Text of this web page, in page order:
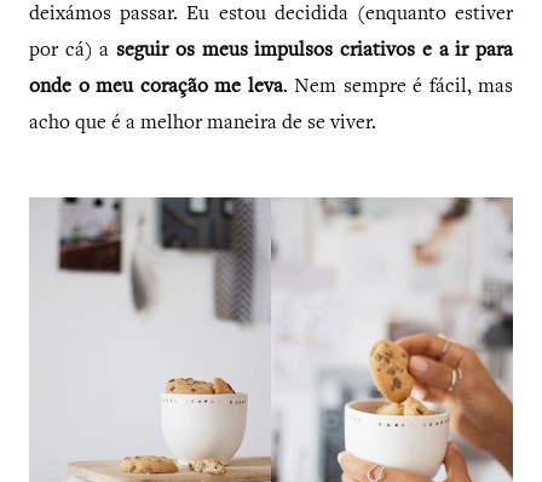
deixámos passar. Eu estou decidida (enquanto estiver
por cá) aseguir os meus impulsos criativos e a ir para
onde o meu coração me leva. Nem sempre é fácil, mas
acho que é a melhor maneira de se viver.